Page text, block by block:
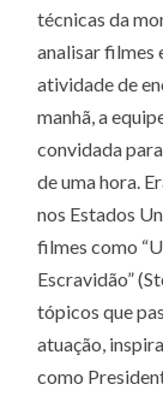
técnicas da
analisar filmes
atividade de
manhã, a
convidada
de uma hora.
nos Estados
filmes como
Escravidão”
tópicos que
atuação,
como